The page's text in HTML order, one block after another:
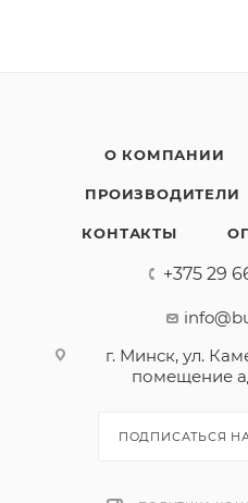
О КОМПАНИИ
ПРОИЗВОДИТЕЛИ
КОНТАКТЫ
+375 29
г. Минск, ул.
помещение
ПОДПИСАТЬСЯ